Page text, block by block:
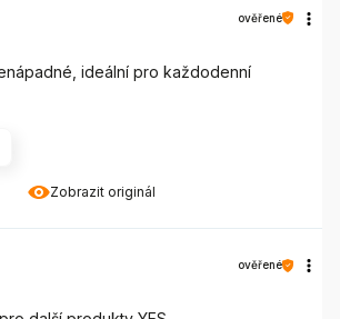
Zobrazit originál
ověřené
ideální pro každodenní
ověřené